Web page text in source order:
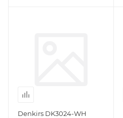
Denkirs DK3024-WH